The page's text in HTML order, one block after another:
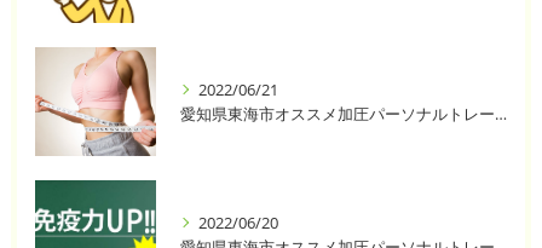
2022/06/21
愛知県東海市オススメ加圧パーソナルトレーニングジム One❣️
2022/06/20